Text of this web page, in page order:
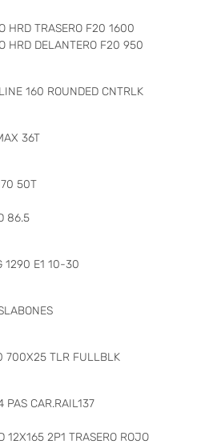
HRD TRASERO F20 1600
HRD DELANTERO F20 950
160 ROUNDED CNTRLK
36T
50T
86.5
1290 E1 10-30
700X25 TLR FULLBLK
PAS CAR.RAIL137
12X165 2P1 TRASERO ROJO